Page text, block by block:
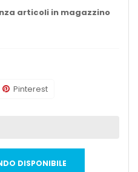
articoli in magazzino
Pinterest
DISPONIBILE